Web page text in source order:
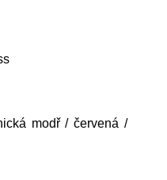
modř / červená /